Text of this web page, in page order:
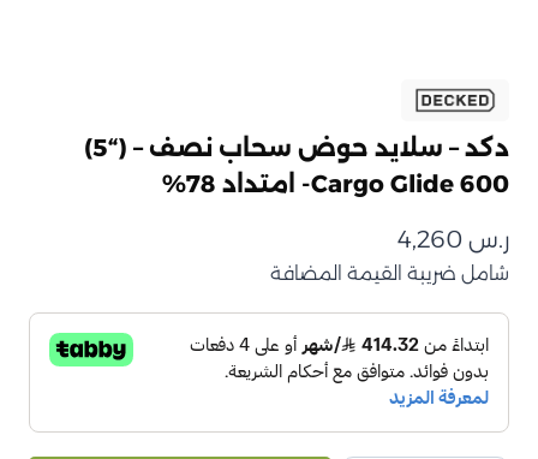
دكد – سلايد حوض سحاب نصف – (“5)
Cargo Glide 600- امتداد 78%
ر.س
شامل ضريبة القيمة المضافة